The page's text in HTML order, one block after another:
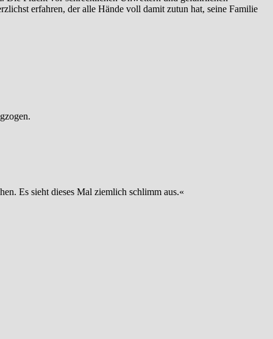
erfahren, der alle Hände voll damit zutun hat, seine Familie
Es sieht dieses Mal ziemlich schlimm aus.«